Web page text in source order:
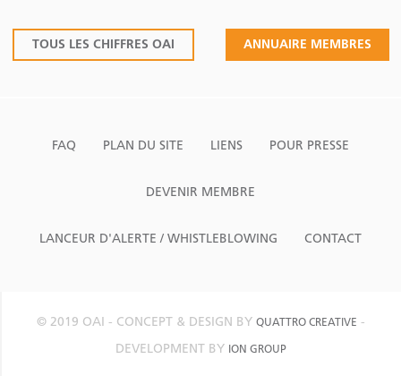
TOUS LES CHIFFRES OAI ANNUAIRE MEMBRES
FAQ PLAN DU SITE LIENS POUR PRESSE
DEVENIR MEMBRE
LANCEUR D'ALERTE / WHISTLEBLOWING CONTACT
© 2019 OAI - CONCEPT & DESIGN BY QUATTRO CREATIVE -
DEVELOPMENT BY
ION GROUP